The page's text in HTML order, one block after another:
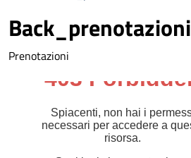
Back_prenotazioni
Prenotazioni